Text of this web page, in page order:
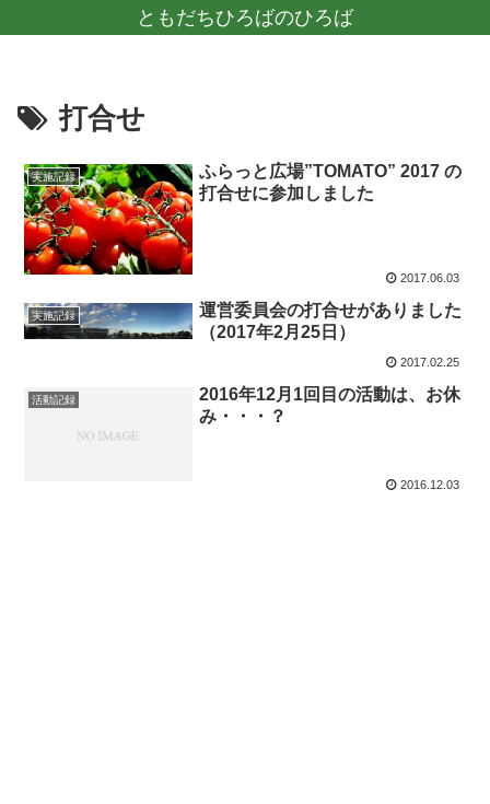
ともだちひろばのひろば
打合せ
実施記録
ふらっと広場”TOMATO” 2017 の
打合せに参加しました
2017.06.03
実施記録
運営委員会の打合せがありました
（2017年2月25日）
2017.02.25
活動記録
2016年12月1回目の活動は、お休
み・・・？
2016.12.03